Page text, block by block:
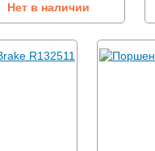
Нет в наличии